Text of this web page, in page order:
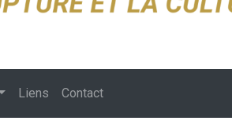
Liens Contact